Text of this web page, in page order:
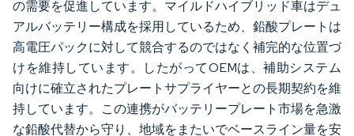
の需要を促進しています。マイルドハイブリッド車はデュ
アルバッテリー構成を採用しているため、鉛酸プレートは
高電圧パックに対して競合するのではなく補完的な位置づ
けを維持しています。したがってOEMは、補助システム
向けに確立されたプレートサプライヤーとの長期契約を維
持しています。この連携がバッテリープレート市場を急激
な鉛酸代替から守り、地域をまたいでベースライン量を安